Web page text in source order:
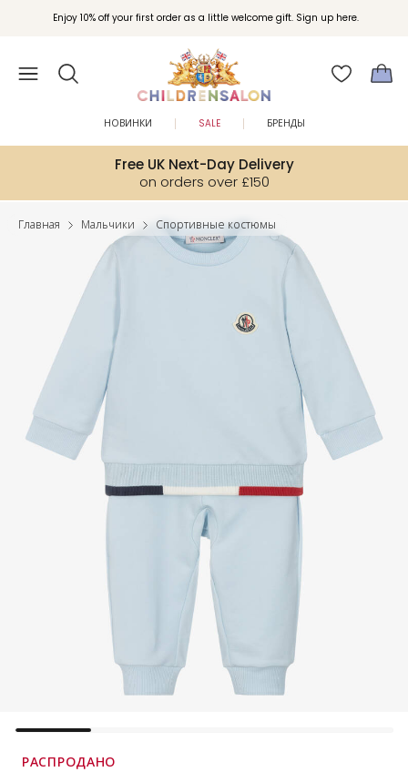
Enjoy 10% off your first order as a little welcome gift. Sign up here.
Free UK Next-Day Delivery
on orders over £150
НОВИНКИ SALE БРЕНДЫ
Главная Мальчики Спортивные костюмы
РАСПРОДАНО